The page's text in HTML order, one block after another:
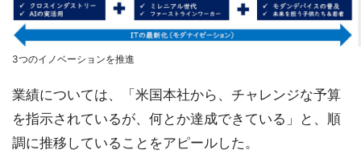
3つのイノベーションを推進
業績については、「米国本社から、チャレンジな予算
を指示されているが、何とか達成できている」と、順
調に推移していることをアピールした。